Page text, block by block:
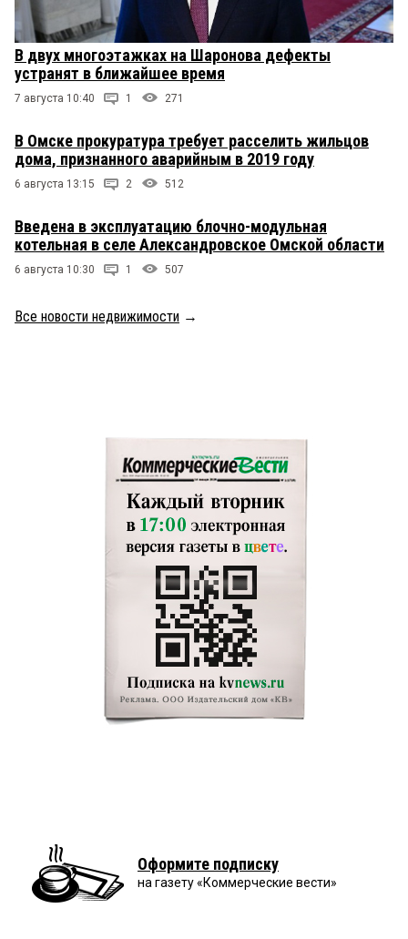
В двух многоэтажках на Шаронова дефекты
устранят в ближайшее время
7 августа 10:40 1 271
В Омске прокуратура требует расселить жильцов
дома, признанного аварийным в 2019 году
6 августа 13:15 2 512
Введена в эксплуатацию блочно-модульная
котельная в селе Александровское Омской области
6 августа 10:30 1 507
Все новости недвижимости →
Оформите подписку
на газету «Коммерческие вести»